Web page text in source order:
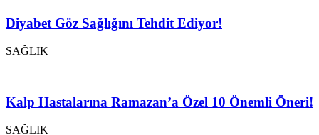
Diyabet Göz Sağlığını Tehdit Ediyor!
SAĞLIK
Kalp Hastalarına Ramazan’a Özel 10 Önemli Öneri!
SAĞLIK